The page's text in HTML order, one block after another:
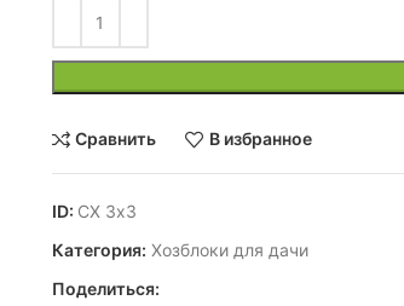
Сравнить В избранное
ID: СХ 3х3
Категория: Хозблоки для дачи
Поделиться: